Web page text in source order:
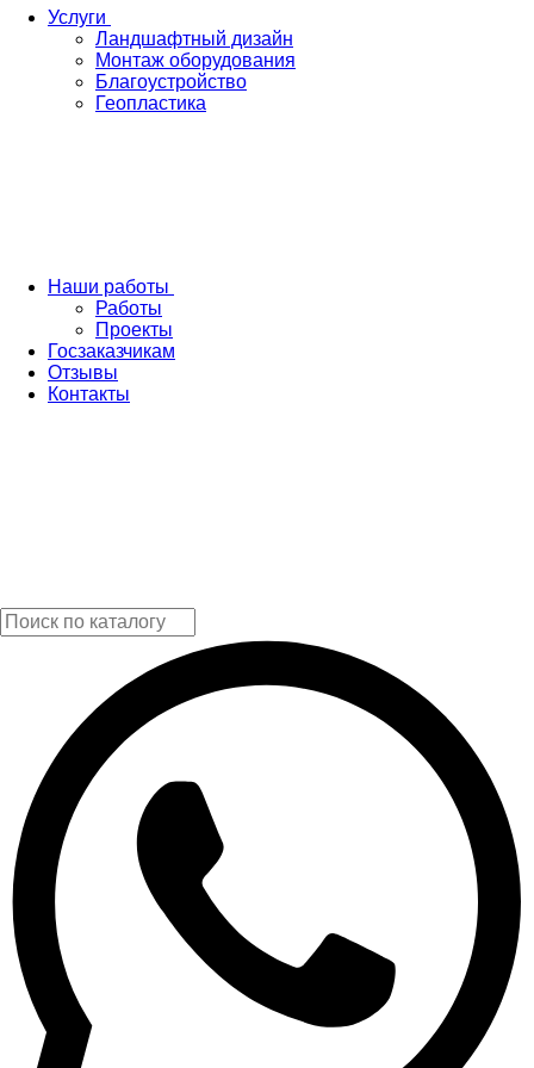
Услуги
Ландшафтный дизайн
Монтаж оборудования
Благоустройство
Геопластика
Наши работы
Работы
Проекты
Госзаказчикам
Отзывы
Контакты